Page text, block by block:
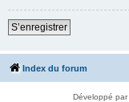
S’enregistrer
Index du forum
Développé par